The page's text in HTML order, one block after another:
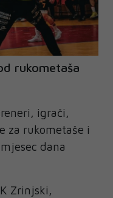
rukometaša
igrači,
za rukometaše i
dana
Zrinjski,